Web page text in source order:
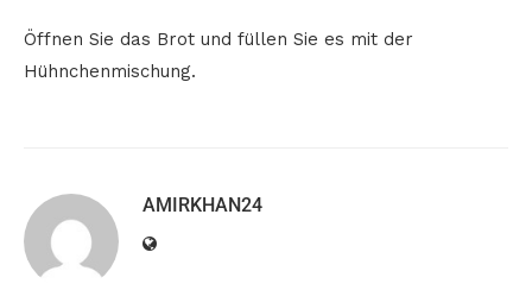
Öffnen Sie das Brot und füllen Sie es mit der
Hühnchenmischung.
AMIRKHAN24